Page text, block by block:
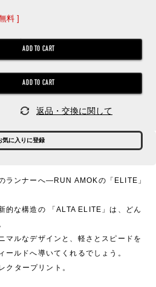
料 ]
返品・交換に関して
気に入りに登録
ランナーへ―RUN AMOKの「ELITE」
的な構造の 「ALTA ELITE」は、どん
マルなデザインと、軽さとスピードを
ールドへ導いてくれるでしょう。
クタープリント。